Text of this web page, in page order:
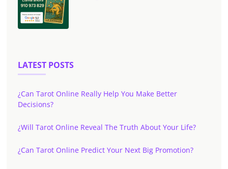
LATEST POSTS
¿Can Tarot Online Really Help You Make Better
Decisions?
¿Will Tarot Online Reveal The Truth About Your Life?
¿Can Tarot Online Predict Your Next Big Promotion?